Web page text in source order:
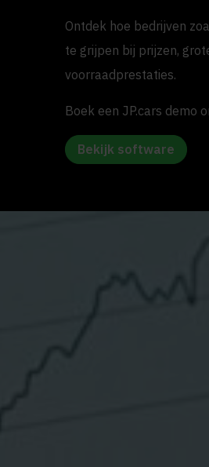
Ontdek hoe bedrijven
te grijpen bij prijzen,
voorraadprestaties.
Boek een JP.cars demo
Bekijk software